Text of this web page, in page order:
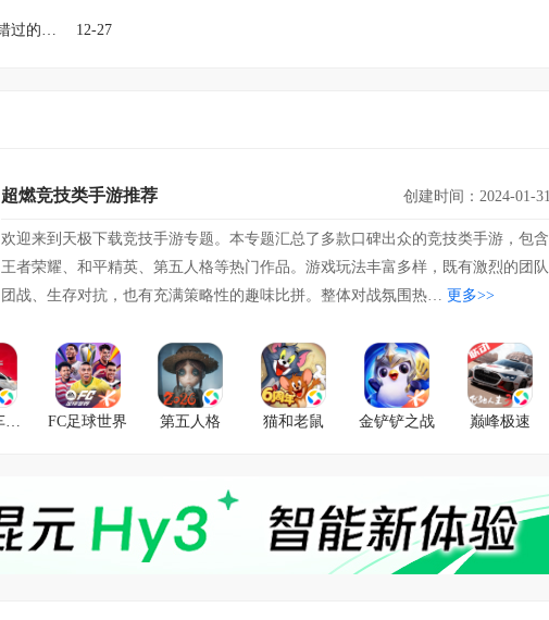
12-27
超燃竞技类手游推荐 创建时间：2024-01-31
欢迎来到天极下载竞技手游专题。本专题汇总了多款口碑出众的竞技类手游，包含
王者荣耀、和平精英、第五人格等热门作品。游戏玩法丰富多样，既有激烈的团队
团战、生存对抗，也有充满策略性的趣味比拼。整体对战氛围热… 更多>>
狂野飙车9：竞速传奇 FC足球世界 第五人格 猫和老鼠 金铲铲之战 巅峰极速